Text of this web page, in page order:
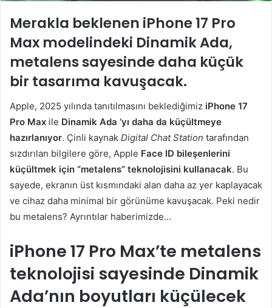
Merakla beklenen iPhone 17 Pro
Max modelindeki Dinamik Ada,
metalens sayesinde daha küçük
bir tasarıma kavuşacak.
Apple, 2025 yılında tanıtılmasını beklediğimiz iPhone 17
Pro Max ile Dinamik Ada ‘yı daha da küçültmeye
hazırlanıyor. Çinli kaynak Digital Chat Station tarafından
sızdırılan bilgilere göre, Apple Face ID bileşenlerini
küçültmek için “metalens” teknolojisini kullanacak. Bu
sayede, ekranın üst kısmındaki alan daha az yer kaplayacak
ve cihaz daha minimal bir görünüme kavuşacak. Peki nedir
bu metalens? Ayrıntılar haberimizde…
iPhone 17 Pro Max’te metalens
teknolojisi sayesinde Dinamik
Ada’nın boyutları küçülecek